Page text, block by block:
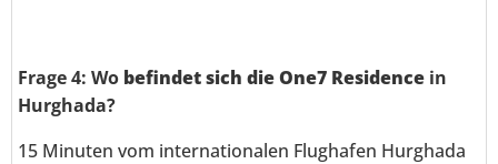
Frage 4: Wo befindet sich die One7 Residence in
Hurghada?
15 Minuten vom internationalen Flughafen Hurghada